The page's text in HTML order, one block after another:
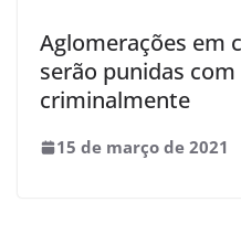
Aglomerações em
serão punidas
criminalmente
15 de março de 2021